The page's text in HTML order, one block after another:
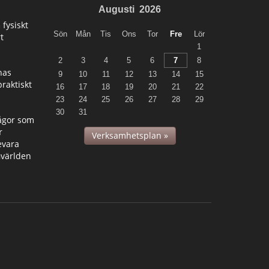
fysiskt
som
Augusti 2026
Sön Mån Tis Ons Tor Fre
Lör
1
2
3 4 5 6 7
8
9
10 11 12 13 14
15
16
17 18 19 20 21
22
23
24 25 26 27 28
29
30
31
Verksamhetsplan »